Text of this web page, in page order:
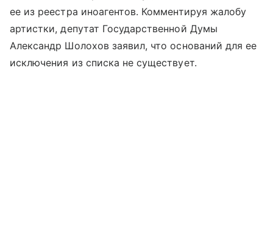
ее из реестра иноагентов. Комментируя жалобу
артистки, депутат Государственной Думы
Александр Шолохов заявил, что оснований для ее
исключения из списка не существует.